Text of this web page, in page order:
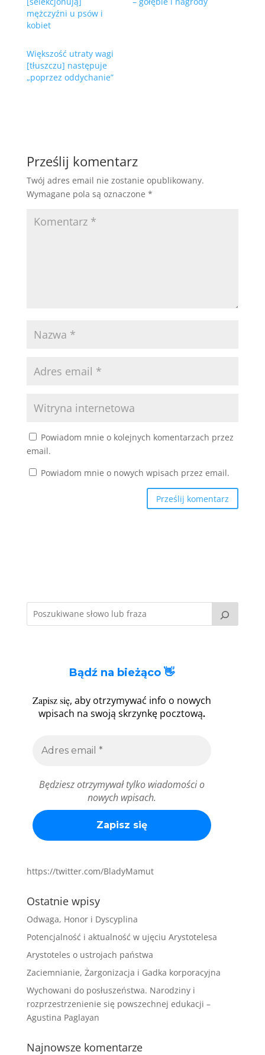
mężczyźni u psów i
kobiet
Większość utraty wagi
[tłuszczu] następuje
„poprzez oddychanie”
Prześlij komentarz
Twój adres email nie zostanie opublikowany.
Wymagane pola są oznaczone *
Powiadom mnie o kolejnych komentarzach przez
email.
Powiadom mnie o nowych wpisach przez email.
Bądź na bieżąco 👋
Zapisz się, aby otrzymywać info o nowych
wpisach na swoją skrzynkę pocztową.
Będziesz otrzymywał tylko wiadomości o
nowych wpisach.
https://twitter.com/BladyMamut
Ostatnie wpisy
Odwaga, Honor i Dyscyplina
Potencjalność i aktualność w ujęciu Arystotelesa
Arystoteles o ustrojach państwa
Zaciemnianie, Żargonizacja i Gadka korporacyjna
Wychowani do posłuszeństwa. Narodziny i
rozprzestrzenienie się powszechnej edukacji –
Agustina Paglayan
Najnowsze komentarze